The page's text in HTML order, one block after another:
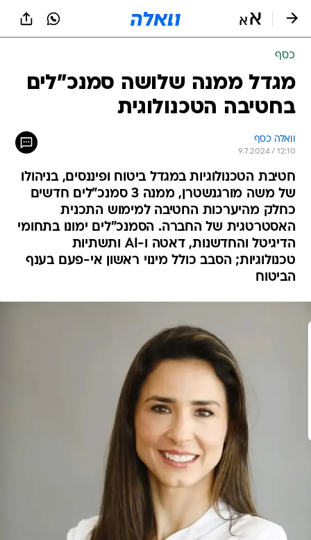
כסף
מגדל ממנה שלושה סמנכ"לים
בחטיבה הטכנולוגית
וואלה כסף
9.7.2024 / 12:10
חטיבת הטכנולוגיות במגדל ביטוח ופיננסים, בניהולו
של משה מורגנשטרן, ממנה 3 סמנכ"לים חדשים
כחלק מהיערכות החטיבה למימוש התכנית
האסטרטגית של החברה. הסמנכ"לים ימונו בתחומי
הדיגיטל והחדשנות, דאטה ו-AI ותשתיות
טכנולוגיות; הסבב כולל מינוי ראשון אי-פעם בענף
הביטוח